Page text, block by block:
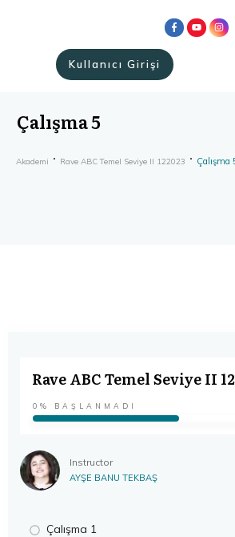
Kullanıcı Girişi
Çalışma 5
Akademi Rave ABC Temel Seviye II 122023 Çalışma
Rave ABC Temel Seviye II
0% BAŞLANMADI
Instructor
AYŞE BANU TEKBAŞ
Çalışma 1